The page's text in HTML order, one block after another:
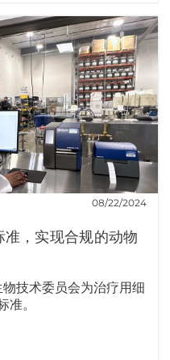
08/22/2024
，实现合规的动物
技术委员会为治疗用细
准。